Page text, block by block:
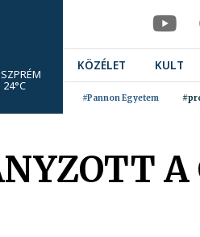
24°C
KÖZÉLET KULT
#Pannon Egyetem